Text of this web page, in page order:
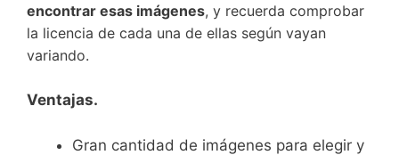
encontrar esas imágenes, y recuerda comprobar
la licencia de cada una de ellas según vayan
variando.
Ventajas.
Gran cantidad de imágenes para elegir y